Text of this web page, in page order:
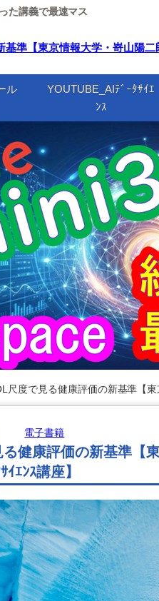
た講義で最速マス
準【東京情報大学・嵜山陽
ル
YOUTUBE_AIﾃﾞｰﾀｻｲｴ
ﾝｽ
尺度で見る健康評価の新基準【東
電子書籍
健康評価の新基準【
ｴﾝｽ講座】